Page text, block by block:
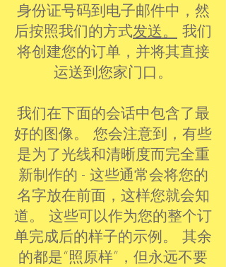
身份证号码到电子邮件中，然
后按照我们的方式发送。
我们
将创建您的订单，并将其直接
运送到您家门口。
我们在下面的会话中包含了最
好的图像。 您会注意到，有些
是为了光线和清晰度而完全重
新制作的 - 这些通常会将您的
名字放在前面，这样您就会知
道。 这些可以作为您的整个订
单完成后的样子的示例。 其余
的都是“照原样”，但永远不要